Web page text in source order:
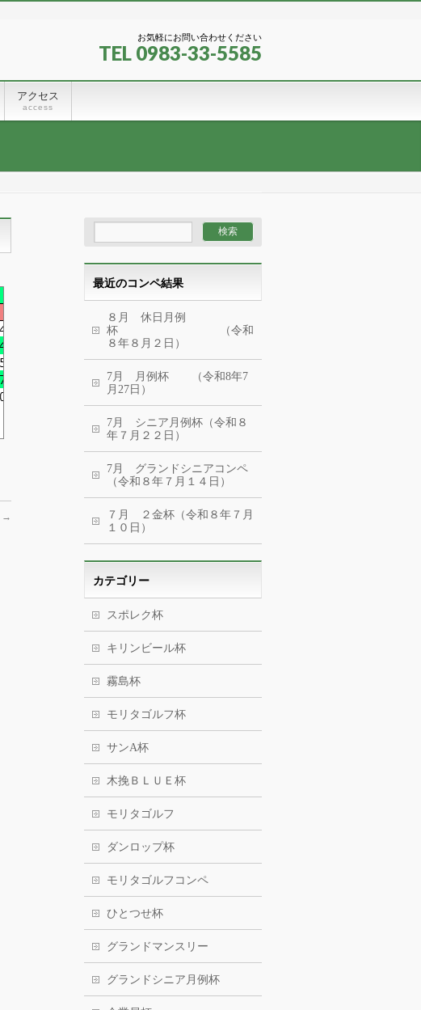
お気軽にお問い合わせください
TEL 0983-33-5585
アクセス
access
→
最近のコンペ結果
８月 休日月例
杯 （令和
８年８月２日）
7月 月例杯 （令和8年7
月27日）
7月 シニア月例杯（令和８
年７月２２日）
7月 グランドシニアコンペ
（令和８年７月１４日）
７月 ２金杯（令和８年７月
１０日）
カテゴリー
スポレク杯
キリンビール杯
霧島杯
モリタゴルフ杯
サンA杯
木挽ＢＬＵＥ杯
モリタゴルフ
ダンロップ杯
モリタゴルフコンペ
ひとつせ杯
グランドマンスリー
グランドシニア月例杯